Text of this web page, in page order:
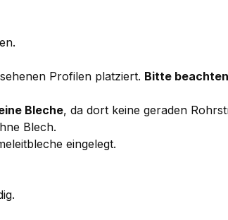
Profilen platziert. Bitte
Bleche, da dort keine geraden
Blech.
eingelegt.